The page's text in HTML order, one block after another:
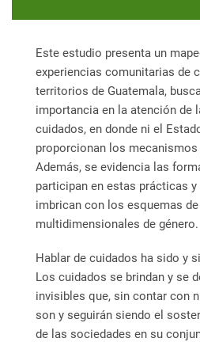
Este estudio presenta un
experiencias comunitarias de
territorios de Guatemala,
importancia en la atención de
cuidados, en donde ni el
proporcionan los
Además, se evidencia las
participan en estas prácticas
imbrican con los esquemas
multidimensionales de género.
Hablar de cuidados ha sido y
Los cuidados se brindan y se
invisibles que, sin contar con
son y seguirán siendo el
de las sociedades en su